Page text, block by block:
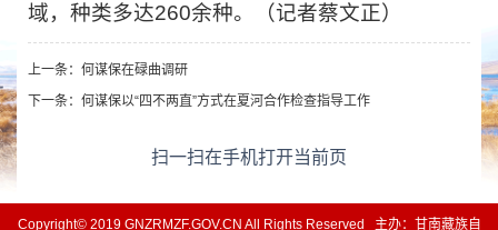
域，种类多达260余种。（记者蔡文正）
上一条： 何谋保在碌曲调研
下一条： 何谋保以“四不两直”方式在夏河合作检查指导工作
扫一扫在手机打开当前页
Copyright© 2019 GNZRMZF.GOV.CN All Rights Reserved 主办：甘南藏族自